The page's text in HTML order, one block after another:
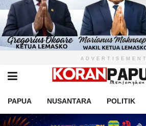
ADVERTISEMENT
PAPUA NUSANTARA POLITIK